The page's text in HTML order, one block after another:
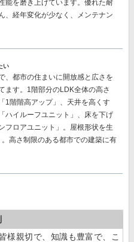
能を磨き上げています。優れた耐
、経年変化が少なく、メンテナン
い
、都市の住まいに開放感と広さを
ます。1階部分のLDK全体の高さ
1階階高アップ」、天井を高くす
ハイルーフユニット」、床を下げ
フロアユニット」。屋根形状を生
高さ制限のある都市での建築に有
様親切で、知識も豊富で、こ